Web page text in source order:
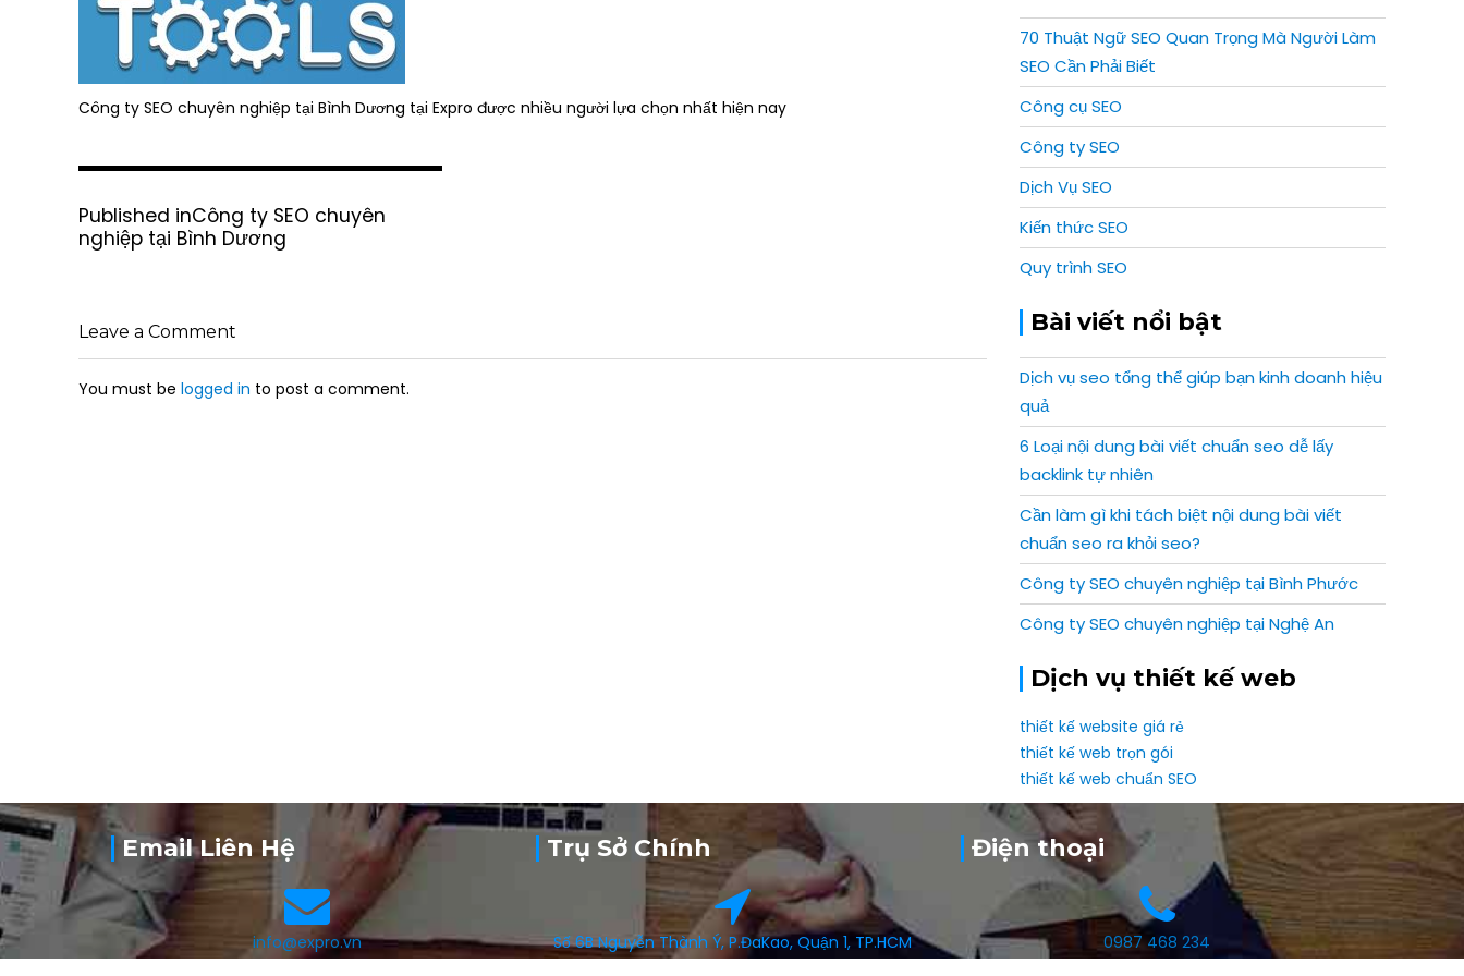
Công ty SEO chuyên nghiệp tại Bình Dương tại Expro được nhiều người lựa chọn nhất hiện nay
o
s
a
v
i
g
Published inCông ty SEO chuyên
nghiệp tại Bình Dương
Leave a Comment
You must be logged in to post a comment.
70 Thuật Ngữ SEO Quan Trọng Mà Người Làm
SEO Cần Phải Biết
Công cụ SEO
Công ty SEO
Dịch Vụ SEO
Kiến thức SEO
Quy trình SEO
Bài viết nổi bật
Dịch vụ seo tổng thể giúp bạn kinh doanh hiệu
quả
6 Loại nội dung bài viết chuẩn seo dễ lấy
backlink tự nhiên
Cần làm gì khi tách biệt nội dung bài viết
chuẩn seo ra khỏi seo?
Công ty SEO chuyên nghiệp tại Bình Phước
Công ty SEO chuyên nghiệp tại Nghệ An
Dịch vụ thiết kế web
thiết kế website giá rẻ
thiết kế web trọn gói
thiết kế web chuẩn SEO
Email Liên Hệ
info@expro.vn
Trụ Sở Chính
Số 6B Nguyễn Thành Ý, P.ĐaKao, Quận 1, TP.HCM
Điện thoại
0987 468 234